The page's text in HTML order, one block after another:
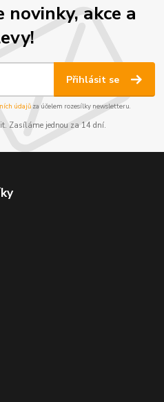
akce a
Přihlásit se
údajůza účelem rozesílky newsletteru.
Zasíláme jednou za 14 dní.